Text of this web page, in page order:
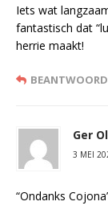
Iets wat
fantastisch dat
herrie maakt!
Ger
3 MEI
“Ondanks